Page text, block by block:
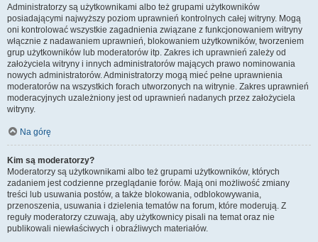
Administratorzy są użytkownikami albo też grupami użytkowników
posiadającymi najwyższy poziom uprawnień kontrolnych całej witryny. Mogą
oni kontrolować wszystkie zagadnienia związane z funkcjonowaniem witryny
włącznie z nadawaniem uprawnień, blokowaniem użytkowników, tworzeniem
grup użytkowników lub moderatorów itp. Zakres ich uprawnień zależy od
założyciela witryny i innych administratorów mających prawo nominowania
nowych administratorów. Administratorzy mogą mieć pełne uprawnienia
moderatorów na wszystkich forach utworzonych na witrynie. Zakres uprawnień
moderacyjnych uzależniony jest od uprawnień nadanych przez założyciela
witryny.
Na górę
Kim są moderatorzy?
Moderatorzy są użytkownikami albo też grupami użytkowników, których
zadaniem jest codzienne przeglądanie forów. Mają oni możliwość zmiany
treści lub usuwania postów, a także blokowania, odblokowywania,
przenoszenia, usuwania i dzielenia tematów na forum, które moderują. Z
reguły moderatorzy czuwają, aby użytkownicy pisali na temat oraz nie
publikowali niewłaściwych i obraźliwych materiałów.